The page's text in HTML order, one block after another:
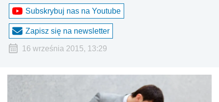
Subskrybuj nas na Youtube
Zapisz się na newsletter
16 września 2015, 13:29